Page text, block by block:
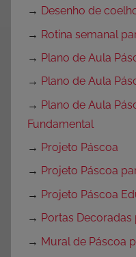
→ Desenho de
→ Rotina semanal
→ Plano de Aula
→ Plano de Aula
→ Plano de Aula
Fundamental
→ Projeto Páscoa
→ Projeto Páscoa
→ Projeto Páscoa
→ Portas Decoradas
→ Mural de Páscoa